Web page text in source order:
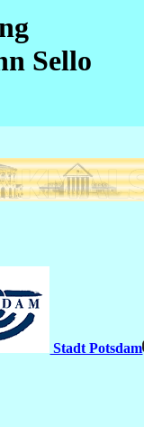
Sello
Stadt Potsdam